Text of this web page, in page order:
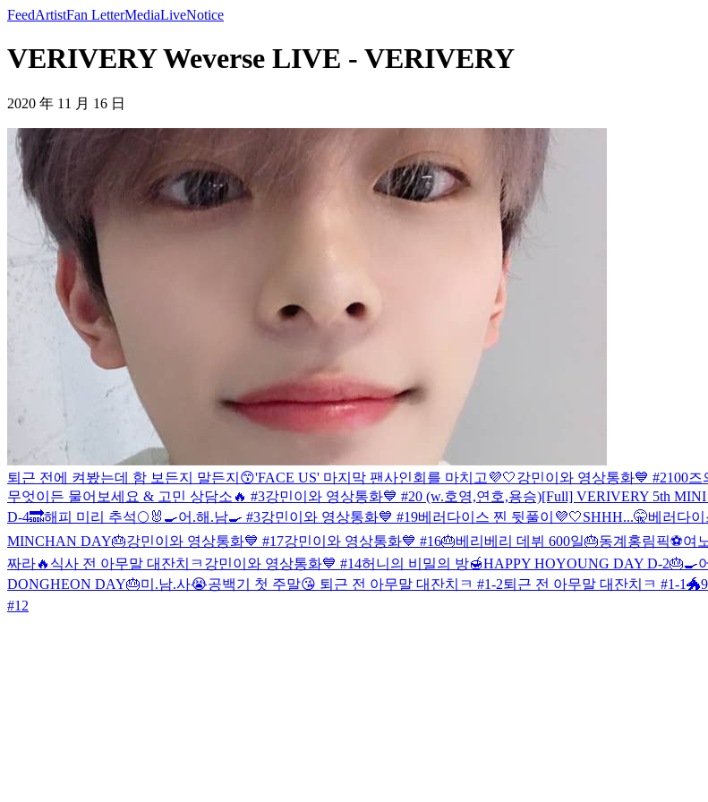
FeedArtistFan LetterMediaLiveNotice
VERIVERY Weverse LIVE - VERIVERY
2020 年 11 月 16 日
퇴근 전에 켜봤는데 함 보든지 말든지😙'FACE US' 마지막 팬사인회를 마치고💜🤍강민이와 영상통화💙 #2100즈
무엇이든 물어보세요 & 고민 상담소🔥 #3강민이와 영상통화💙 #20 (w.호영,연호,용승)[Full] VERIVERY 5th
D-4🔜해피 미리 추석🌕🐰 🍳어.해.남🍳 #3강민이와 영상통화💙 #19베러다이스 찐 뒷풀이💜🤍SHHH...🤫베러다
MINCHAN DAY🎂강민이와 영상통화💙 #17강민이와 영상통화💙 #16🎂베리베리 데뷔 600일🎂동계홍림픽⚽️여
짜라🔥 식사 전 아무말 대잔치ㅋ 강민이와 영상통화💙 #14허니의 비밀의 방🍯HAPPY HOYOUNG DAY D-2🎂🍳
DONGHEON DAY🎂미.남.사😭공백기 첫 주말😘 퇴근 전 아무말 대잔치ㅋ #1-2퇴근 전 아무말 대잔치ㅋ #1-1
#12